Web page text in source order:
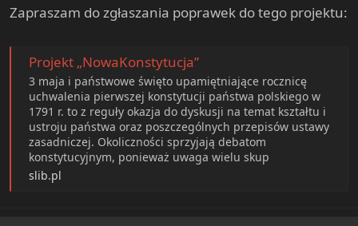
Zapraszam do zgłaszania poprawek do tego projektu:
Projekt „NowaKonstytucja”
3 maja i państwowe święto upamiętniające rocznicę
uchwalenia pierwszej konstytucji państwa polskiego w
1791 r. to z reguły okazja do dyskusji na temat kształtu i
ustroju państwa oraz poszczególnych przepisów ustawy
zasadniczej. Okoliczności sprzyjają debatom
konstytucyjnym, ponieważ uwaga wielu skup
slib.pl